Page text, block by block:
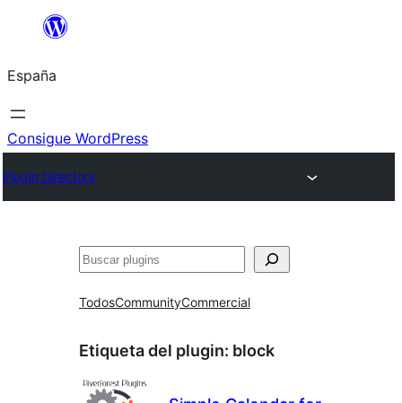
Saltar
contenido
España
Consigue WordPress
Plugin Directory
Buscar
TodosCommunityCommercial
Etiqueta del plugin: block